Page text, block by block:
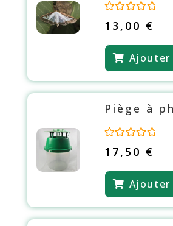
o
e
u
r
5
13,00 €
Ajouter
Piège à
o
e
u
r
5
17,50 €
Ajouter